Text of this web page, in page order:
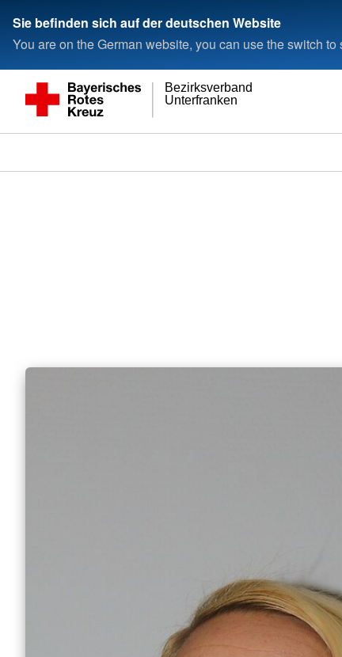
Sie befinden sich auf der deutschen Website
You are on the German website, you can use the switch
Unterfranken
Bezirksverband